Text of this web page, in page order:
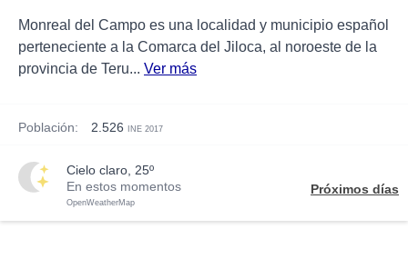
Monreal del Campo es una localidad y municipio español
perteneciente a la Comarca del Jiloca, al noroeste de la
provincia de Teru... Ver más
Población: 2.526 INE 2017
cielo claro, 25º
En estos momentos
OpenWeatherMap
Próximos días